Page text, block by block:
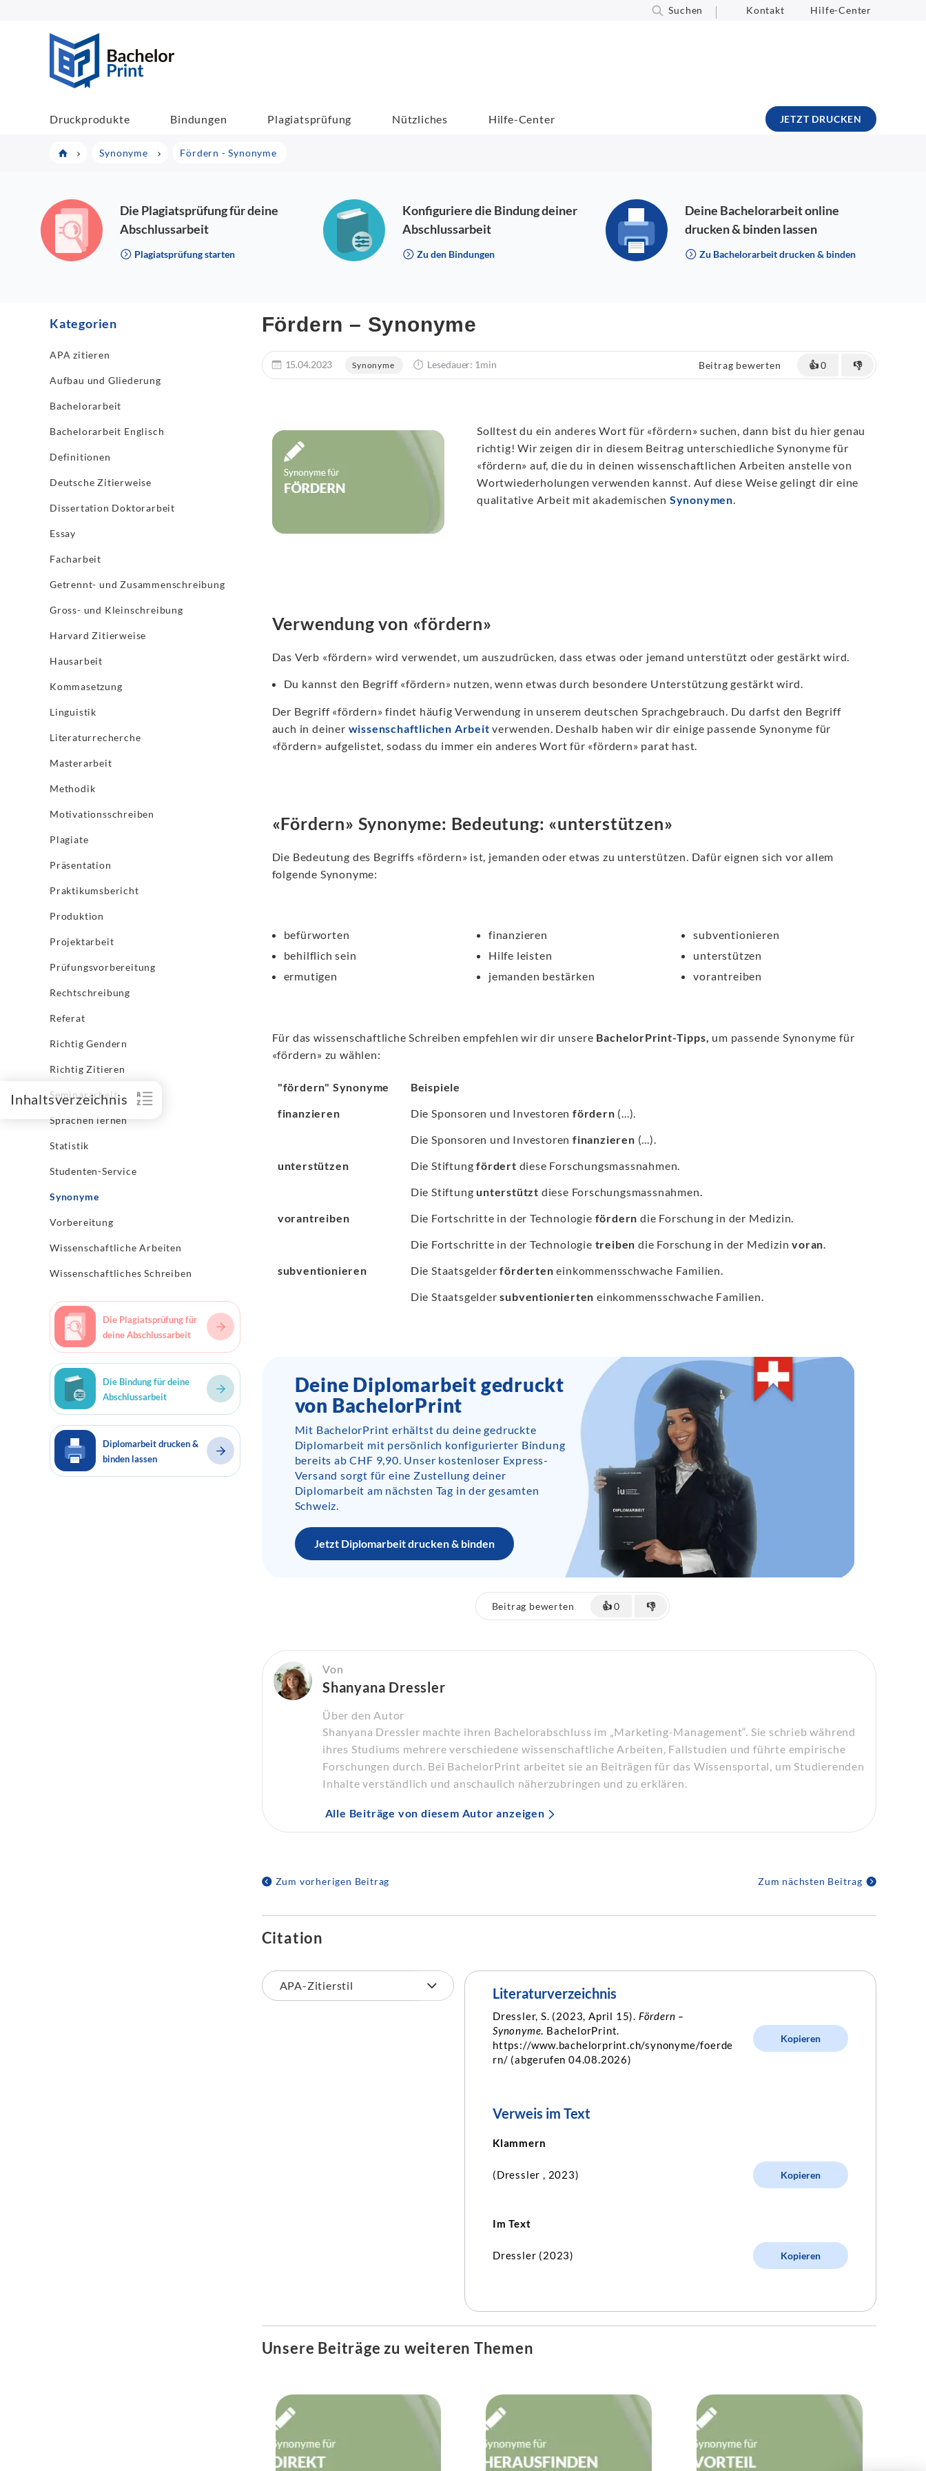
Suchen Kontakt Hilfe-Center
Druckprodukte Bindungen Plagiatsprüfung Nützliches Hilfe-Center JETZT DRUCKEN
Synonyme Fördern - Synonyme
Die Plagiatsprüfung für deine
Abschlussarbeit
Plagiatsprüfung starten
Konfiguriere die Bindung deiner
Abschlussarbeit
Zu den Bindungen
Deine Bachelorarbeit online
drucken & binden lassen
Zu Bachelorarbeit drucken & binden
Kategorien
APA zitieren
Aufbau und Gliederung
Bachelorarbeit
Bachelorarbeit Englisch
Definitionen
Deutsche Zitierweise
Dissertation Doktorarbeit
Essay
Facharbeit
Getrennt- und Zusammenschreibung
Gross- und Kleinschreibung
Harvard Zitierweise
Hausarbeit
Kommasetzung
Linguistik
Literaturrecherche
Masterarbeit
Methodik
Motivationsschreiben
Plagiate
Präsentation
Praktikumsbericht
Produktion
Projektarbeit
Prüfungsvorbereitung
Rechtschreibung
Referat
Richtig Gendern
Richtig Zitieren
Seminararbeit
Sprachen lernen
Statistik
Studenten-Service
Synonyme
Vorbereitung
Wissenschaftliche Arbeiten
Wissenschaftliches Schreiben
Die Plagiatsprüfung für
deine Abschlussarbeit
Die Bindung für deine
Abschlussarbeit
Diplomarbeit drucken &
binden lassen
Fördern – Synonyme
15.04.2023 Synonyme Lesedauer: 1min Beitrag bewerten 👍0 👎
Inhaltsverzeichnis
Solltest du ein anderes Wort für «fördern» suchen, dann bist du hier genau
richtig! Wir zeigen dir in diesem Beitrag unterschiedliche Synonyme für
«fördern» auf, die du in deinen wissenschaftlichen Arbeiten anstelle von
Wortwiederholungen verwenden kannst. Auf diese Weise gelingt dir eine
qualitative Arbeit mit akademischen Synonymen.
Verwendung von «fördern»
Das Verb «fördern» wird verwendet, um auszudrücken, dass etwas oder jemand unterstützt oder gestärkt wird.
Du kannst den Begriff «fördern» nutzen, wenn etwas durch besondere Unterstützung gestärkt wird.
Der Begriff «fördern» findet häufig Verwendung in unserem deutschen Sprachgebrauch. Du darfst den Begriff
auch in deiner wissenschaftlichen Arbeit verwenden. Deshalb haben wir dir einige passende Synonyme für
«fördern» aufgelistet, sodass du immer ein anderes Wort für «fördern» parat hast.
«Fördern» Synonyme: Bedeutung: «unterstützen»
Die Bedeutung des Begriffs «fördern» ist, jemanden oder etwas zu unterstützen. Dafür eignen sich vor allem
folgende Synonyme:
befürworten
behilflich sein
ermutigen
finanzieren
Hilfe leisten
jemanden bestärken
subventionieren
unterstützen
vorantreiben
Für das wissenschaftliche Schreiben empfehlen wir dir unsere BachelorPrint-Tipps, um passende Synonyme für
«fördern» zu wählen:
"fördern" Synonyme
Beispiele
finanzieren
Die Sponsoren und Investoren fördern (...).
Die Sponsoren und Investoren finanzieren (...).
unterstützen
Die Stiftungfördert diese Forschungsmassnahmen.
Die Stiftung unterstützt diese Forschungsmassnahmen.
vorantreiben
Die Fortschritte in der Technologie fördern die Forschung in der Medizin.
Die Fortschritte in der Technologie treiben die Forschung in der Medizinvoran.
subventionieren
Die Staatsgelderförderten einkommensschwache Familien.
Die Staatsgeldersubventionierten einkommensschwache Familien.
Deine Diplomarbeit gedruckt
von BachelorPrint
Mit BachelorPrint erhältst du deine gedruckte
Diplomarbeit mit persönlich konfigurierter Bindung
bereits ab CHF 9,90. Unser kostenloser Express-
Versand sorgt für eine Zustellung deiner
Diplomarbeit am nächsten Tag in der gesamten
Schweiz.
Jetzt Diplomarbeit drucken & binden
Beitrag bewerten 👍0 👎
Von
Shanyana Dressler
Über den Autor
Shanyana Dressler machte ihren Bachelorabschluss im „Marketing-Management“. Sie schrieb während
ihres Studiums mehrere verschiedene wissenschaftliche Arbeiten, Fallstudien und führte empirische
Forschungen durch. Bei BachelorPrint arbeitet sie an Beiträgen für das Wissensportal, um Studierenden
Inhalte verständlich und anschaulich näherzubringen und zu erklären.
Alle Beiträge von diesem Autor anzeigen
Zum vorherigen Beitrag Zum nächsten Beitrag
Citation
Literaturverzeichnis
Dressler, S. (2023, April 15). Fördern –
Synonyme. BachelorPrint.
https://www.bachelorprint.ch/synonyme/foerde
rn/ (abgerufen 04.08.2026)
Kopieren
Verweis im Text
Klammern
(Dressler , 2023) Kopieren
Im Text
Dressler (2023) Kopieren
Unsere Beiträge zu weiteren Themen